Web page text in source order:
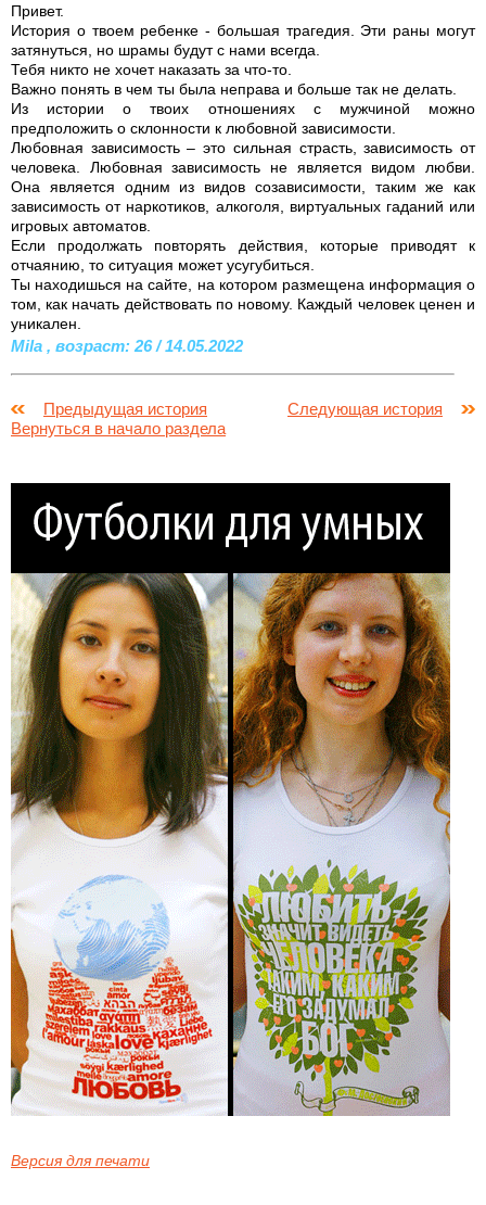
Привет.
История о твоем ребенке - большая трагедия. Эти раны могут
затянуться, но шрамы будут с нами всегда.
Тебя никто не хочет наказать за что-то.
Важно понять в чем ты была неправа и больше так не делать.
Из истории о твоих отношениях с мужчиной можно
предположить о склонности к любовной зависимости.
Любовная зависимость – это сильная страсть, зависимость от
человека. Любовная зависимость не является видом любви.
Она является одним из видов созависимости, таким же как
зависимость от наркотиков, алкоголя, виртуальных гаданий или
игровых автоматов.
Если продолжать повторять действия, которые приводят к
отчаянию, то ситуация может усугубиться.
Ты находишься на сайте, на котором размещена информация о
том, как начать действовать по новому. Каждый человек ценен и
уникален.
Mila , возраст: 26 / 14.05.2022
Предыдущая история
Следующая история
Вернуться в начало раздела
Версия для печати